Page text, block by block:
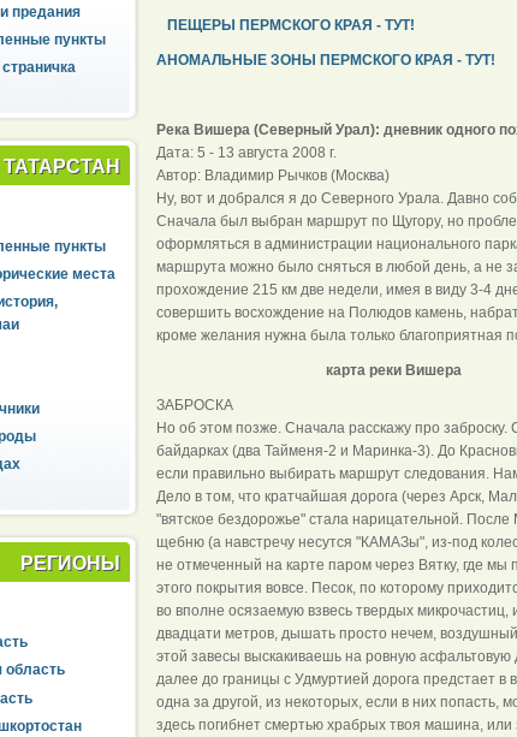
предания
пункты
ТАТАРСТАН
пункты
места
РЕГИОНЫ
область
ПЕЩЕРЫ ПЕРМСКОГО КРАЯ - ТУТ!
АНОМАЛЬНЫЕ ЗОНЫ ПЕРМСКОГО КРАЯ - ТУТ!
Река Вишера (Северный Урал): дневник одного
Дата: 5 - 13 августа 2008 г.
Автор: Владимир Рычков (Москва)
Ну, вот и добрался я до Северного Урала. Давно
Сначала был выбран маршрут по Щугору, но
оформляться в администрации национального
маршрута можно было сняться в любой день, а не
прохождение 215 км две недели, имея в виду 3-4
совершить восхождение на Полюдов камень,
кроме желания нужна была только благоприятная
карта реки Вишера
ЗАБРОСКА
Но об этом позже. Сначала расскажу про
байдарках (два Тайменя-2 и Маринка-3). До
если правильно выбирать маршрут следования.
Дело в том, что кратчайшая дорога (через Арск,
"вятское бездорожье" стала нарицательной.
щебню (а навстречу несутся "КАМАЗы", из-под
не отмеченный на карте паром через Вятку, где мы
этого покрытия вовсе. Песок, по которому
во вполне осязаемую взвесь твердых
двадцати метров, дышать просто нечем,
этой завесы выскакиваешь на ровную
далее до границы с Удмуртией дорога предстает
одна за другой, из некоторых, если в них
здесь погибнет смертью храбрых твоя машина,